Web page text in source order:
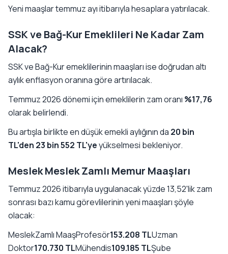
Yeni maaşlar temmuz ayı itibarıyla hesaplara yatırılacak.
SSK ve Bağ-Kur Emeklileri Ne Kadar Zam
Alacak?
SSK ve Bağ-Kur emeklilerinin maaşları ise doğrudan altı
aylık enflasyon oranına göre artırılacak.
Temmuz 2026 dönemi için emeklilerin zam oranı %17,76
olarak belirlendi.
Bu artışla birlikte en düşük emekli aylığının da 20 bin
TL'den 23 bin 552 TL'yeyükselmesi bekleniyor.
Meslek Meslek Zamlı Memur Maaşları
Temmuz 2026 itibarıyla uygulanacak yüzde 13,52'lik zam
sonrası bazı kamu görevlilerinin yeni maaşları şöyle
olacak:
MeslekZamlı MaaşProfesör153.208 TLUzman
Doktor170.730 TLMühendis109.185 TLŞube